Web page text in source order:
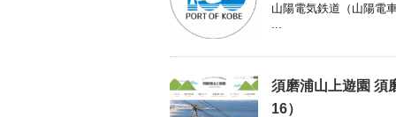
山陽電気鉄道（山陽電
須磨浦山上遊園 須
16）